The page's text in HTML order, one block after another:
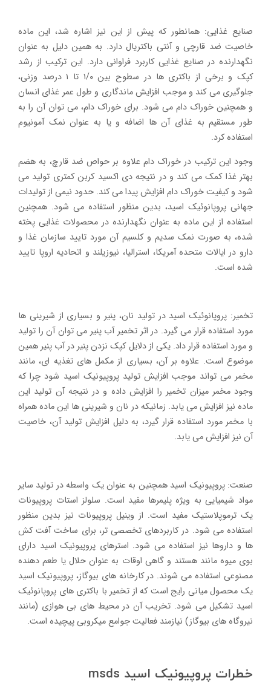
صنایع غذایی: همانطور که پیش از این نیز اشاره شد، این ماده
خاصیت ضد قارچی و آنتی باکتریال دارد. به همین دلیل به عنوان
نگهدارنده در صنایع غذایی کاربرد فراوانی دارد. این ترکیب از رشد
کپک و برخی از باکتری ها در سطوح بین ۱/۰ تا ۱ درصد وزنی،
جلوگیری می کند و موجب افزایش ماندگاری و طول عمر غذای انسان
و همچنین خوراک دام می شود. برای خوراک دام، می توان آن را به
طور مستقیم به غذای آن ها اضافه و یا به عنوان نمک آمونیوم
استفاده کرد.
وجود این ترکیب در خوراک دام علاوه بر حواص ضد قارچ، به هضم
بهتر غذا کمک می کند و در نتیجه دی اکسید کربن کمتری تولید می
شود و کیفیت خوراک دام افزایش پیدا می کند. حدود نیمی از تولیدات
جهانی پروپانوئیک اسید، بدین منظور استفاده می شود. همچنین
استفاده از این ماده به عنوان نگهدارنده در محصولات غذایی پخته
شده، به صورت نمک سدیم و کلسیم آن مورد تایید سازمان غذا و
دارو در ایالات متحده آمریکا، استرالیا،‌ نیوزیلند و اتحادیه اروپا تایید
شده است.
تخمیر: پروپانوئیک اسید در تولید نان، پنیر و بسیاری از شیرینی ها
مورد استفاده قرار می گیرد. در اثر تخمیر آب پنیر می توان آن را تولید
و مورد استفاده قرار داد. یکی از دلایل کپک نزدن پنیر در آب پنیر همین
موضوع است. علاوه بر آن، بسیاری از مکمل های تغذیه ای، مانند
مخمر می تواند موجب افزایش تولید پروپیونیک اسید شود چرا که
وجود مخمر میزان تخمیر را افزایش داده و در نتیجه آن تولید این
ماده نیز افزایش می یابد. زمانیکه در نان و شیرینی ها این ماده همراه
با مخمر مورد استفاده قرار گیرد، به دلیل افزایش تولید آن،‌ خاصیت
آن نیز افزایش می یابد.
صنعت: پروپیونیک اسید همچنین به عنوان یک واسطه در تولید سایر
مواد شیمیایی به ویژه پلیمرها مفید است. سلولز استات پروپیونات
یک ترموپلاستیک مفید است. از وینیل پروپیونات نیز بدین منظور
استفاده می شود. در کاربردهای تخصصی تر، برای ساخت آفت کش
ها و داروها نیز استفاده می شود. استرهای پروپیونیک اسید دارای
بوی میوه مانند هستند و گاهی اوقات به عنوان حلال یا طعم دهنده
مصنوعی استفاده می شوند. در کارخانه های بیوگاز، پروپیونیک اسید
یک محصول میانی رایج است که از تخمیر با باکتری های پروپانوئیک
اسید تشکیل می شود. تخریب آن در محیط های بی هوازی (مانند
نیروگاه های بیوگاز) نیازمند فعالیت جوامع میکروبی پیچیده است.
خطرات پروپیونیک اسید msds